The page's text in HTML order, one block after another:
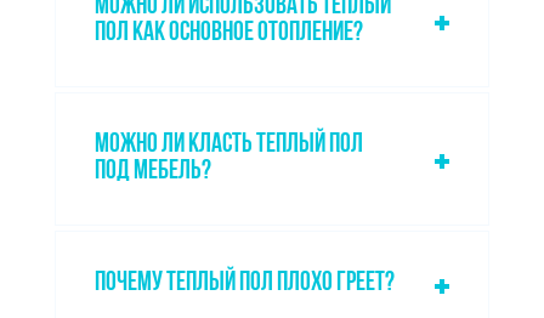
МОЖНО ЛИ ИСПОЛЬЗОВАТЬ ТЕПЛЫЙ
ПОЛ КАК ОСНОВНОЕ ОТОПЛЕНИЕ?
МОЖНО ЛИ КЛАСТЬ ТЕПЛЫЙ ПОЛ
ПОД МЕБЕЛЬ?
ПОЧЕМУ ТЕПЛЫЙ ПОЛ ПЛОХО ГРЕЕТ?